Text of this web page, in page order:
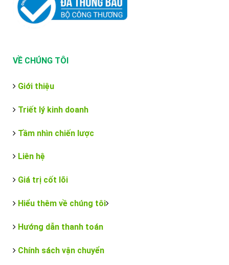
VỀ CHÚNG TÔI
Giới thiệu
Triết lý kinh doanh
Tầm nhìn chiến lược
Liên hệ
Giá trị cốt lõi
Hiểu thêm về chúng tôi
Hướng dẫn thanh toán
Chính sách vận chuyển